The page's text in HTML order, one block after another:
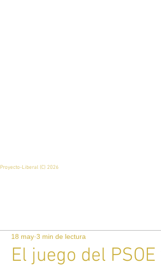
Proyecto-Liberal (C) 2026
El juego del
18 may 3 min de lectura